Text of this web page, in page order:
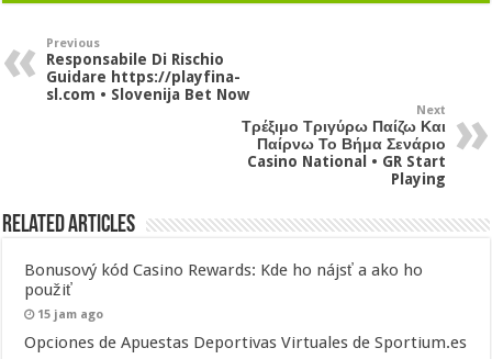
Previous
Responsabile Di Rischio
Guidare https://playfina-
sl.com • Slovenija Bet Now
Next
Τρέξιμο Τριγύρω Παίζω Και
Παίρνω Το Βήμα Σενάριο
Casino National • GR Start
Playing
Related Articles
Bonusový kód Casino Rewards: Kde ho nájsť a ako ho
použiť
15 jam ago
Opciones de Apuestas Deportivas Virtuales de Sportium.es